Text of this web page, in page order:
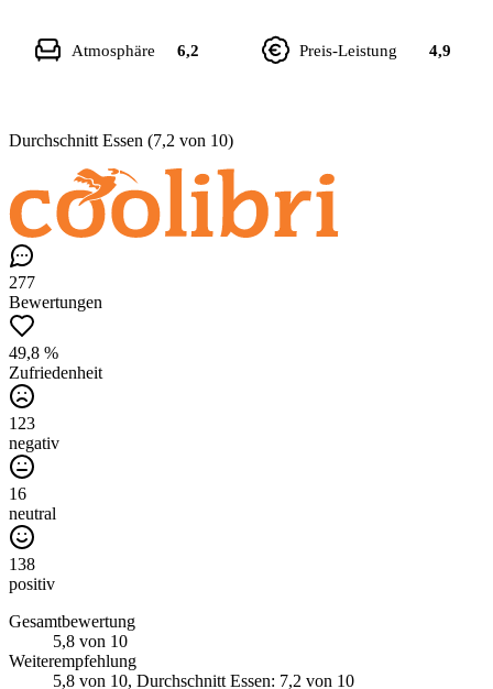
Preis-Leistung 4,9
Atmosphäre 6,2
Durchschnitt Essen (7,2 von 10)
277
Bewertungen
49,8 %
Zufriedenheit
123
negativ
16
neutral
138
positiv
Gesamtbewertung
5,8 von 10
Weiterempfehlung
5,8 von 10, Durchschnitt Essen: 7,2 von 10